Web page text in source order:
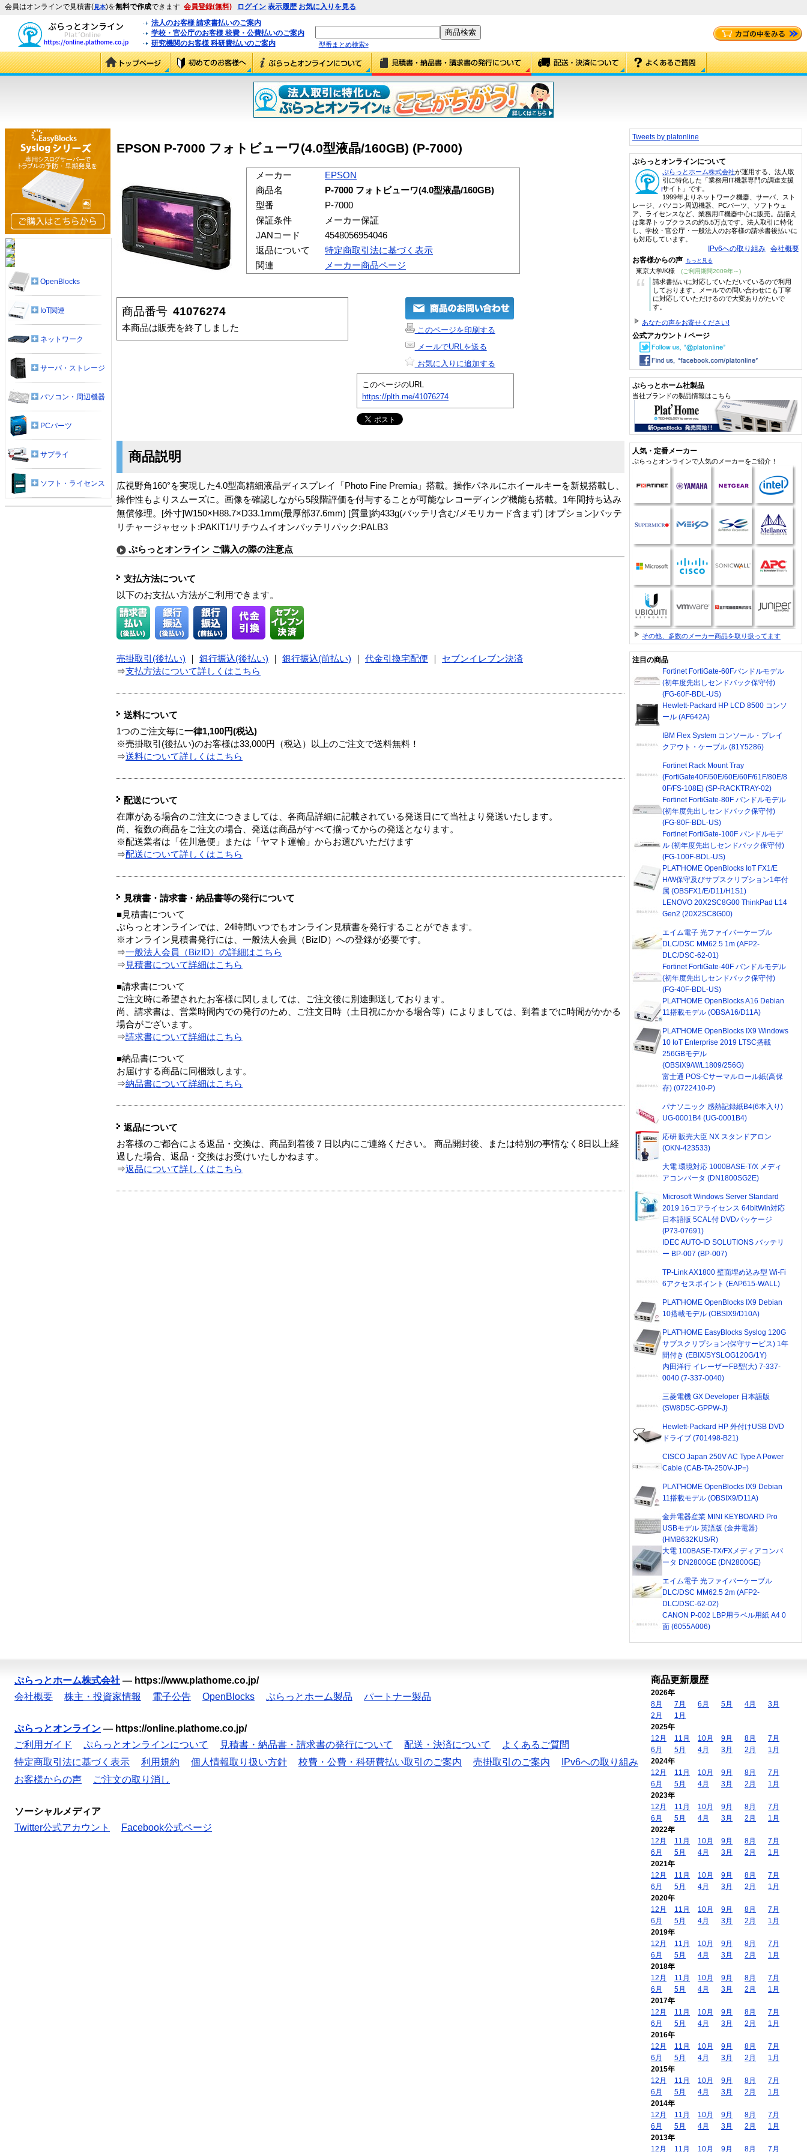
会員はオンラインで見積書(見本)を無料で作成できます 会員登録(無料) ログイン 表示履歴 お気に入りを見る
法人のお客様 請求書払いのご案内
学校・官公庁のお客様 校費・公費払いのご案内
研究機関のお客様 科研費払いのご案内
型番まとめ検索»
EPSON P-7000 フォトビューワ(4.0型液晶/160GB) (P-7000)
メーカー
EPSON
商品名
P-7000 フォトビューワ(4.0型液晶/160GB)
型番
P-7000
保証条件
メーカー保証
JANコード
4548056954046
返品について
特定商取引法に基づく表示
関連
メーカー商品ページ
商品番号 41076274
本商品は販売を終了しました
このページを印刷する
メールでURLを送る
お気に入りに追加する
このページのURL
https://plth.me/41076274
商品説明
広視野角160°を実現した4.0型高精細液晶ディスプレイ「Photo Fine Premia」搭載。操作パネルにホイールキーを新規搭載し、
操作性もよりスムーズに。画像を確認しながら5段階評価を付与することが可能なレコーディング機能も搭載。1年間持ち込み
無償修理。[外寸]W150×H88.7×D33.1mm(最厚部37.6mm) [質量]約433g(バッテリ含む/メモリカード含まず) [オプション]バッテ
リチャージャセット:PAKIT1/リチウムイオンバッテリパック:PALB3
ぷらっとオンライン ご購入の際の注意点
支払方法について
以下のお支払い方法がご利用できます。
売掛取引(後払い) 銀行振込(後払い) 銀行振込(前払い) 代金引換宅配便
セブンイレブン決済
⇒支払方法について詳しくはこちら
送料について
1つのご注文毎に一律1,100円(税込)
※売掛取引(後払い)のお客様は33,000円（税込）以上のご注文で送料無料！
⇒送料について詳しくはこちら
配送について
在庫がある場合のご注文につきましては、各商品詳細に記載されている発送日にて当社より発送いたします。
尚、複数の商品をご注文の場合、発送は商品がすべて揃ってからの発送となります。
※配送業者は「佐川急便」または「ヤマト運輸」からお選びいただけます
⇒配送について詳しくはこちら
見積書・請求書・納品書等の発行について
■見積書について
ぷらっとオンラインでは、24時間いつでもオンライン見積書を発行することができます。
※オンライン見積書発行には、一般法人会員（BizID）への登録が必要です。
⇒一般法人会員（BizID）の詳細はこちら
⇒ 見積書について詳細はこちら
■請求書について
ご注文時に希望されたお客様に関しましては、ご注文後に別途郵送しております。
尚、請求書は、営業時間内での発行のため、ご注文日時（土日祝にかかる場合等）によりましては、到着までに時間がかかる
場合がございます。
⇒請求書について詳細はこちら
■納品書について
お届けする商品に同梱致します。
⇒納品書について詳細はこちら
返品について
お客様のご都合による返品・交換は、商品到着後７日以内にご連絡ください。 商品開封後、または特別の事情なく8日以上経
過した場合、返品・交換はお受けいたしかねます。
⇒返品について詳しくはこちら
OpenBlocks
IoT関連
ネットワーク
サーバ・ストレージ
パソコン・周辺機器
PCパーツ
サプライ
ソフト・ライセンス
Tweets by platonline
ぷらっとオンラインについて
ぷらっとホーム株式会社が運用する、法人取
引に特化した「業務用IT機器専門の調達支援
サイト」です。
1999年よりネットワーク機器、サーバ、スト
レージ、パソコン周辺機器、PCパーツ、ソフトウェ
ア、ライセンスなど、業務用IT機器中心に販売。品揃え
は業界トップクラスの約5.5万点です。法人取引に特化
し、学校・官公庁・一般法人のお客様の請求書後払いに
も対応しています。
IPv6への取り組み 会社概要
お客様からの声 もっと見る
東京大学/K様 (ご利用期間2009年～)
“
請求書払いに対応していただいているので利用
しております。メールでの問い合わせにも丁寧
に対応していただけるので大変ありがたいで
す。
あなたの声をお寄せください!
公式アカウント / ページ
ぷらっとホーム社製品
当社ブランドの製品情報はこちら
人気・定番メーカー
ぷらっとオンラインで人気のメーカーをご紹介！
その他、多数のメーカー商品を取り扱ってます
注目の商品
Fortinet FortiGate-60Fバンドルモデル
(初年度先出しセンドバック保守付)
(FG-60F-BDL-US)
Hewlett-Packard HP LCD 8500 コンソ
ール (AF642A)
IBM Flex System コンソール・ブレイ
クアウト・ケーブル (81Y5286)
Fortinet Rack Mount Tray
(FortiGate40F/50E/60E/60F/61F/80E/8
0F/FS-108E) (SP-RACKTRAY-02)
Fortinet FortiGate-80F バンドルモデル
(初年度先出しセンドバック保守付)
(FG-80F-BDL-US)
Fortinet FortiGate-100F バンドルモデ
ル (初年度先出しセンドバック保守付)
(FG-100F-BDL-US)
PLAT'HOME OpenBlocks IoT FX1/E
H/W保守及びサブスクリプション1年付
属 (OBSFX1/E/D11/H1S1)
LENOVO 20X2SC8G00 ThinkPad L14
Gen2 (20X2SC8G00)
エイム電子 光ファイバーケーブル
DLC/DSC MM62.5 1m (AFP2-
DLC/DSC-62-01)
Fortinet FortiGate-40F バンドルモデル
(初年度先出しセンドバック保守付)
(FG-40F-BDL-US)
PLAT'HOME OpenBlocks A16 Debian
11搭載モデル (OBSA16/D11A)
PLAT'HOME OpenBlocks IX9 Windows
10 IoT Enterprise 2019 LTSC搭載
256GBモデル
(OBSIX9/W/L1809/256G)
富士通 POS-Cサーマルロール紙(高保
存) (0722410-P)
パナソニック 感熱記録紙B4(6本入り)
UG-0001B4 (UG-0001B4)
応研 販売大臣 NX スタンドアロン
(OKN-423533)
大電 環境対応 1000BASE-T/X メディ
アコンバータ (DN1800SG2E)
Microsoft Windows Server Standard
2019 16コアライセンス 64bitWin対応
日本語版 5CAL付 DVDパッケージ
(P73-07691)
IDEC AUTO-ID SOLUTIONS バッテリ
ー BP-007 (BP-007)
TP-Link AX1800 壁面埋め込み型 Wi-Fi
6アクセスポイント (EAP615-WALL)
PLAT'HOME OpenBlocks IX9 Debian
10搭載モデル (OBSIX9/D10A)
PLAT'HOME EasyBlocks Syslog 120G
サブスクリプション(保守サービス) 1年
間付き (EBIX/SYSLOG120G/1Y)
内田洋行 イレーザーFB型(大) 7-337-
0040 (7-337-0040)
三菱電機 GX Developer 日本語版
(SW8D5C-GPPW-J)
Hewlett-Packard HP 外付けUSB DVD
ドライブ (701498-B21)
CISCO Japan 250V AC Type A Power
Cable (CAB-TA-250V-JP=)
PLAT'HOME OpenBlocks IX9 Debian
11搭載モデル (OBSIX9/D11A)
金井電器産業 MINI KEYBOARD Pro
USBモデル 英語版 (金井電器)
(HMB632KUS/R)
大電 100BASE-TX/FXメディアコンバ
ータ DN2800GE (DN2800GE)
エイム電子 光ファイバーケーブル
DLC/DSC MM62.5 2m (AFP2-
DLC/DSC-62-02)
CANON P-002 LBP用ラベル用紙 A4 0
面 (6055A006)
ぷらっとホーム株式会社 — https://www.plathome.co.jp/
会社概要
株主・投資家情報 電子公告 OpenBlocks ぷらっとホーム製品 パートナー製品
ぷらっとオンライン — https://online.plathome.co.jp/
ご利用ガイド
ぷらっとオンラインについて 見積書・納品書・請求書の発行について 配送・決済について
よくあるご質問
特定商取引法に基づく表示
利用規約 個人情報取り扱い方針 校費・公費・科研費払い取引のご案内 売掛取引のご案内
IPv6への取り組み
お客様からの声
ご注文の取り消し
ソーシャルメディア
Twitter公式アカウント
Facebook公式ページ
商品更新履歴
2026年
8月
7月 6月 5月 4月
3月
2月
1月
2025年
12月
11月 10月 9月 8月
7月
6月
5月 4月 3月 2月
1月
2024年
12月
11月 10月 9月 8月
7月
6月
5月 4月 3月 2月
1月
2023年
12月
11月 10月 9月 8月
7月
6月
5月 4月 3月 2月
1月
2022年
12月
11月 10月 9月 8月
7月
6月
5月 4月 3月 2月
1月
2021年
12月
11月 10月 9月 8月
7月
6月
5月 4月 3月 2月
1月
2020年
12月
11月 10月 9月 8月
7月
6月
5月 4月 3月 2月
1月
2019年
12月
11月 10月 9月 8月
7月
6月
5月 4月 3月 2月
1月
2018年
12月
11月 10月 9月 8月
7月
6月
5月 4月 3月 2月
1月
2017年
12月
11月 10月 9月 8月
7月
6月
5月 4月 3月 2月
1月
2016年
12月
11月 10月 9月 8月
7月
6月
5月 4月 3月 2月
1月
2015年
12月
11月 10月 9月 8月
7月
6月
5月 4月 3月 2月
1月
2014年
12月
11月 10月 9月 8月
7月
6月
5月 4月 3月 2月
1月
2013年
12月
11月 10月 9月 8月 7月